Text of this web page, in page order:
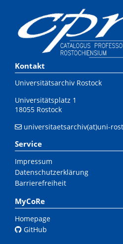
Kontakt
Universitätsarchiv Rostock
Universitätsplatz 1
18055 Rostock
universitaetsarchiv(at)uni-
Service
Impressum
Datenschutzerklärung
Barrierefreiheit
MyCoRe
Homepage
GitHub